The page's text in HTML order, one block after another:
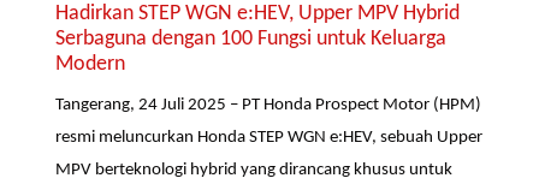
Hadirkan STEP WGN e:HEV, Upper MPV Hybrid
Serbaguna dengan 100 Fungsi untuk Keluarga
Modern
Tangerang, 24 Juli 2025 – PT Honda Prospect Motor (HPM)
resmi meluncurkan Honda STEP WGN e:HEV, sebuah Upper
MPV berteknologi hybrid yang dirancang khusus untuk